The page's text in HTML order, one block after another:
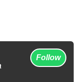
Follow